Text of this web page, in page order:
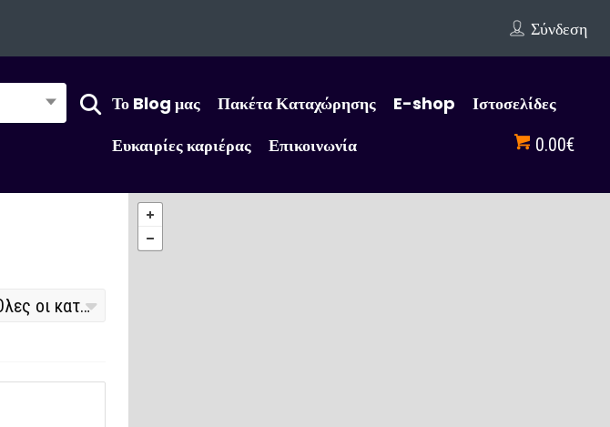
Σύνδεση
Το Blog μας Πακέτα Καταχώρησης E-shop
Ιστοσελίδες
Ευκαιρίες καριέρας
Επικοινωνία 0.00€
Όλες οι κατηγορίες